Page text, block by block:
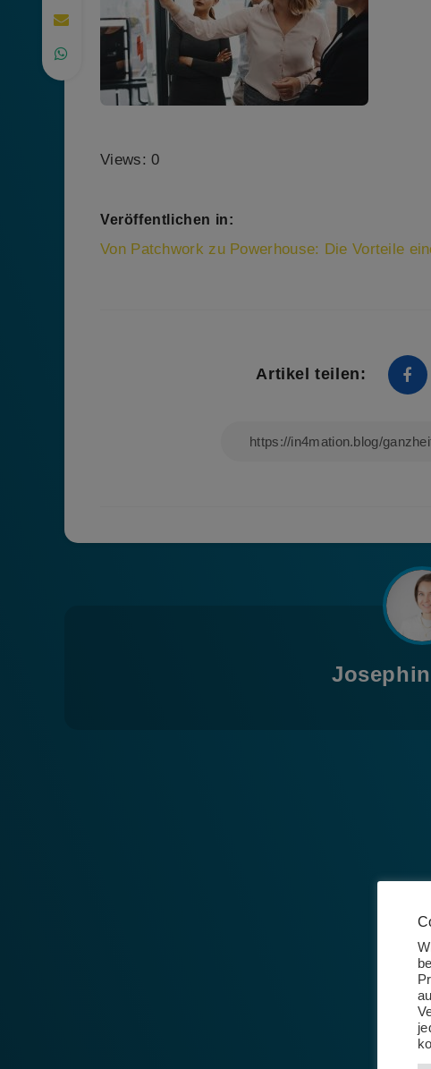
Views: 0
Veröffentlichen in:
Beitragsnavigation
Von Patchwork zu Powerhouse: Die Vorteile
Artikel teilen: